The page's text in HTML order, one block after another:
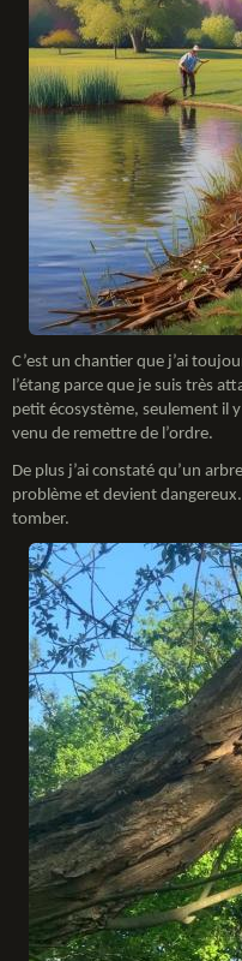
C’est un chantier que j’ai
l’étang parce que je suis très
petit écosystème, seulement il
venu de remettre de l’ordre.
De plus j’ai constaté qu’un
problème et devient
tomber.